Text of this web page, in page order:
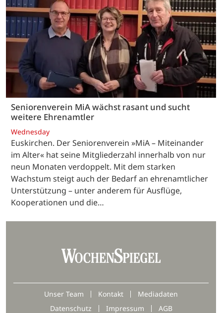
Seniorenverein MiA wächst rasant und sucht
weitere Ehrenamtler
Wednesday
Euskirchen. Der Seniorenverein »MiA – Miteinander
im Alter« hat seine Mitgliederzahl innerhalb von nur
neun Monaten verdoppelt. Mit dem starken
Wachstum steigt auch der Bedarf an ehrenamtlicher
Unterstützung – unter anderem für Ausflüge,
Kooperationen und die…
Unser Team Kontakt
Mediadaten
Datenschutz
Impressum AGB